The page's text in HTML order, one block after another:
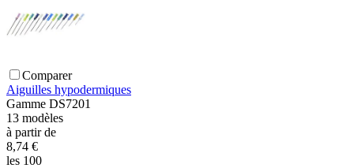
Comparer
Aiguilles hypodermiques
Gamme DS7201
13 modèles
à partir de
8,74 €
les 100